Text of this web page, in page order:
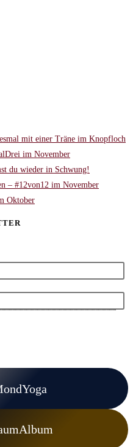
mit einer Träne im Knopfloch
im November
du wieder in Schwung!
– #12von12 im November
Oktober